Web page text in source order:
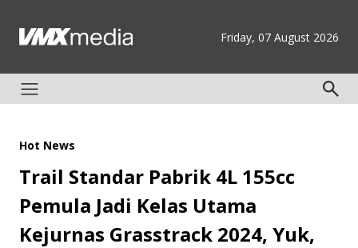
Friday, 07 August 2026
Hot News
Trail Standar Pabrik 4L 155cc
Pemula Jadi Kelas Utama
Kejurnas Grasstrack 2024, Yuk,